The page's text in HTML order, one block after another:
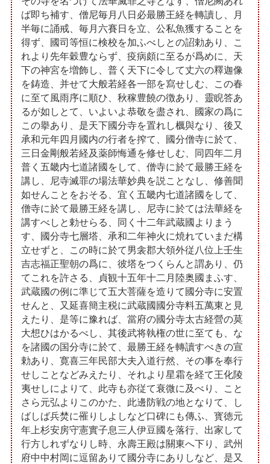
ば即ち補す、僧尼毎月八日必最勝王経を轉讀し、月
半毎に誦戒、毎月六賽日を立、公私魚獲することを
得ず、國司等恒に検校を加ふべしとの詔勅あり、こ
れより先年穀豊ならず、疫病頗に至るが爲めに、天
下の神宮を増飾し、普く天下に令して丈六の釋迦像
を鋳造、并せて大般若経各一部を寫せしむ、この春
に至て風雨序に順ひ、秋稼豊饒の徴あり、靈睨答あ
るが如しとて、いよいよ恭敬を盡され、國家の爲に
この擧あり、是天下國分寺を置れし櫔與なり、後又
承和元年四月國内の行者を搾て、國分僧寺に於て、
三日金剛般若経及薬師悔通を修せしむ、同四年二月
普く五畿内七道諸國をして、僧寺に於て最勝王経を
講し、尼寺滅罪の場法華妙典を説ことなし、修善聞
如せんことをおそる、宜く五畿内七道諸國をして、
僧寺に於て最勝王経を講し、尼寺に於ては法華経を
講すべしと勅せらる、同く十二年武蔵國よりまう
す、國分寺七層塔、承和二年神火に焼れていまだ構
立せずと、この時に於て男衾郡大領外従八位上壬生
吉志福正聖朝の爲に、彼塔をつくらんと謂あり、仍
てこれを許さる、貞観十五年十二月陸奥國まふす、
武蔵國の例に準じて五大菩薩を造りて國分寺に安置
せんと、又延喜簡主税に武蔵國國分寺料五萬東と見
えたり、是等に豫れば、當府の國分寺太古経營の莫
大想ひはかるべし、其後武将執権の世に至ても、な
を諸國の国分寺に於て、最勝王経を轉讀すべきの宣
勅あり、寛喜三年民部大夫入道行然、その事を奉行
せしことなどみえたり、それより星霜を経て王化陵
夷せしによりて、此寺も亦従て衰微に及べり、こと
さら元弘よりこのかた、此邊防戦の地となりて、し
ばしば兵焚に罹りしよしなど口碑にも傳ふ、寳徳元
年上杉安房守憲實子息三人伊豆國を落行、出家して
行方しれずなりし時、永壽王殿は關東へ下り、武州
府中中村岡に逗留ありて國分寺にありしなど、是又